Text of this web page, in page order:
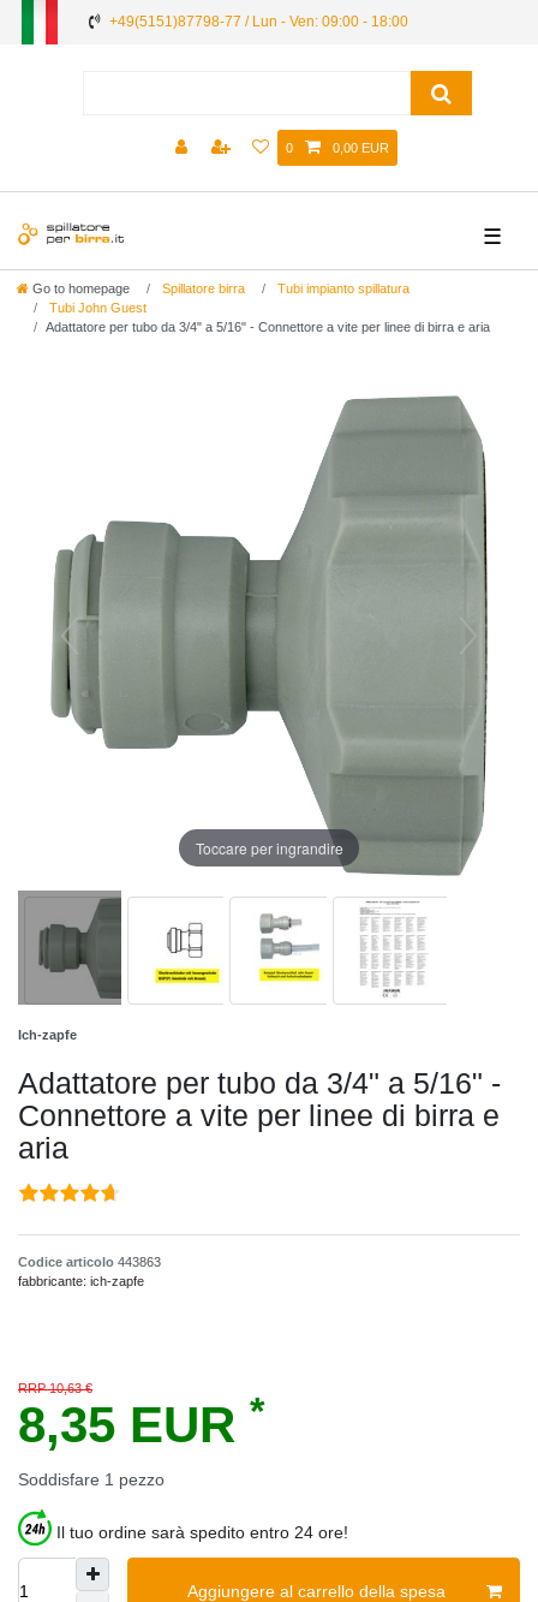
+49(5151)87798-77 / Lun - Ven: 09:00 - 18:00
0 0,00 EUR
☰
Go to homepage Spillatore birra
Tubi impianto spillatura
Tubi John Guest
Adattatore per tubo da 3/4" a 5/16" - Connettore a vite per linee di birra e aria
Toccare per ingrandire
Ich-zapfe
Adattatore per tubo da 3/4" a 5/16" -
Connettore a vite per linee di birra e
aria
Codice articolo 443863
fabbricante: ich-zapfe
RRP 10,63 €
8,35 EUR *
Soddisfare 1 pezzo
Il tuo ordine sarà spedito entro 24 ore!
Aggiungere al carrello della spesa